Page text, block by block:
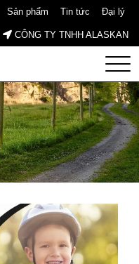
Sản phẩm Tin tức Đại lý
CÔNG TY TNHH ALASKAN